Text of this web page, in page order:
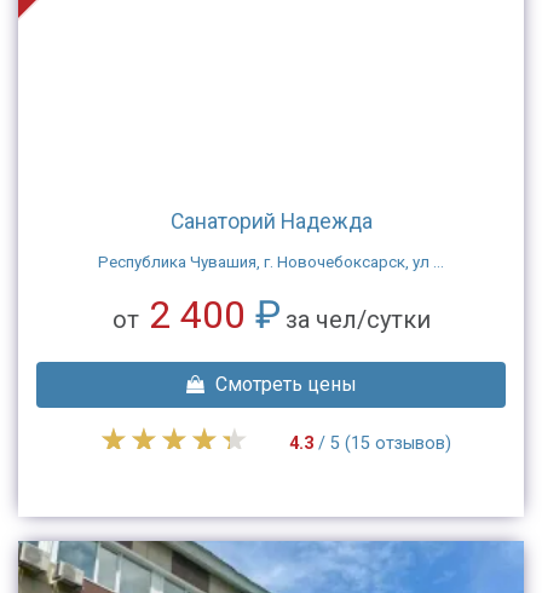
Санаторий Надежда
Республика Чувашия, г. Новочебоксарск, ул ...
от 2 400 ₽ за чел/сутки
Смотреть цены
4.3/ 5 (15 отзывов)